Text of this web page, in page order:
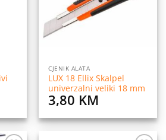
CJENIK ALATA
LUX 18 Ellix Skalpel
univerzalni veliki 18 mm
3,80 KM